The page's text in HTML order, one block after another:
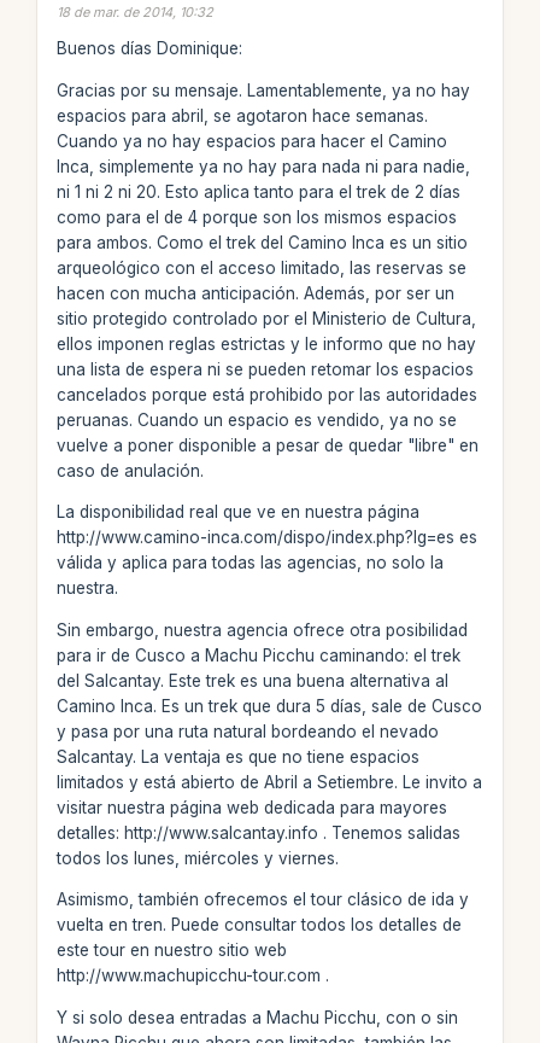
18 de mar. de 2014, 10:32
Buenos días Dominique:
Gracias por su mensaje. Lamentablemente, ya no hay
espacios para abril, se agotaron hace semanas.
Cuando ya no hay espacios para hacer el Camino
Inca, simplemente ya no hay para nada ni para nadie,
ni 1 ni 2 ni 20. Esto aplica tanto para el trek de 2 días
como para el de 4 porque son los mismos espacios
para ambos. Como el trek del Camino Inca es un sitio
arqueológico con el acceso limitado, las reservas se
hacen con mucha anticipación. Además, por ser un
sitio protegido controlado por el Ministerio de Cultura,
ellos imponen reglas estrictas y le informo que no hay
una lista de espera ni se pueden retomar los espacios
cancelados porque está prohibido por las autoridades
peruanas. Cuando un espacio es vendido, ya no se
vuelve a poner disponible a pesar de quedar "libre" en
caso de anulación.
La disponibilidad real que ve en nuestra página
http://www.camino-inca.com/dispo/index.php?lg=es es
válida y aplica para todas las agencias, no solo la
nuestra.
Sin embargo, nuestra agencia ofrece otra posibilidad
para ir de Cusco a Machu Picchu caminando: el trek
del Salcantay. Este trek es una buena alternativa al
Camino Inca. Es un trek que dura 5 días, sale de Cusco
y pasa por una ruta natural bordeando el nevado
Salcantay. La ventaja es que no tiene espacios
limitados y está abierto de Abril a Setiembre. Le invito a
visitar nuestra página web dedicada para mayores
detalles: http://www.salcantay.info . Tenemos salidas
todos los lunes, miércoles y viernes.
Asimismo, también ofrecemos el tour clásico de ida y
vuelta en tren. Puede consultar todos los detalles de
este tour en nuestro sitio web
http://www.machupicchu-tour.com .
Y si solo desea entradas a Machu Picchu, con o sin